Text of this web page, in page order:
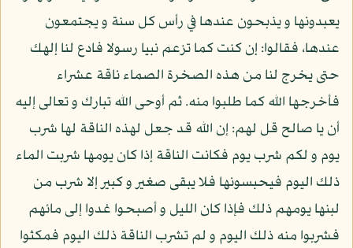
يعبدونها و يذبحون عندها في رأس كل سنة و يجتمعون
عندها، فقالوا: إن كنت كما تزعم نبيا رسولا فادع لنا إلهك
حتى يخرج لنا من هذه الصخرة الصماء ناقة عشراء
فأخرجها الله كما طلبوا منه. ثم أوحى الله تبارك و تعالى إليه
أن يا صالح قل لهم: إن الله قد جعل لهذه الناقة لها شرب
يوم و لكم شرب يوم فكانت الناقة إذا كان يومها شربت الماء
ذلك اليوم فيحبسونها فلا يبقى صغير و كبير إلا شرب من
لبنها يومهم ذلك فإذا كان الليل و أصبحوا غدوا إلى مائهم
فشربوا منه ذلك اليوم و لم تشرب الناقة ذلك اليوم فمكثوا